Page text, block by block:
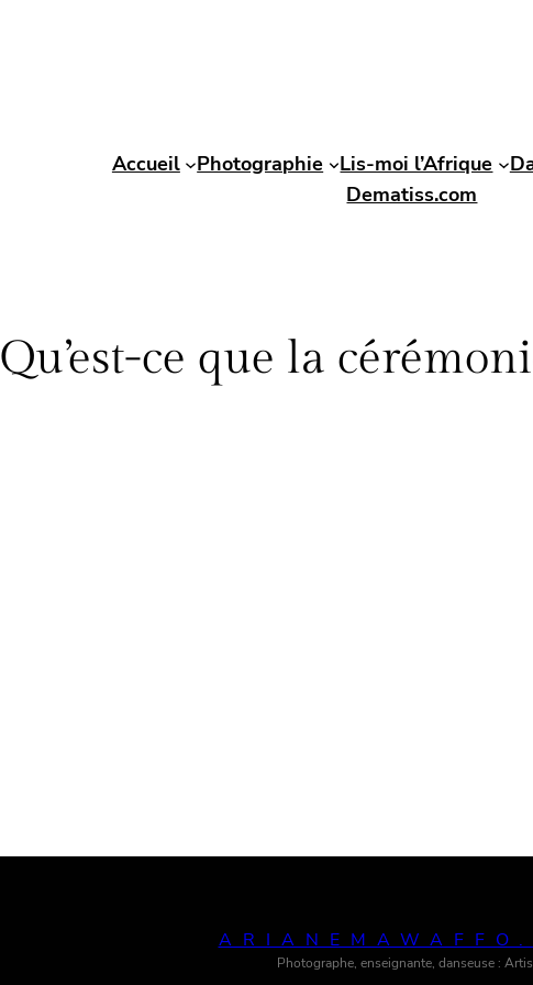
Accueil Photographie Lis-moi l’Afrique
Dematiss.com
Qu’est-ce que la
Photographe, enseignante, danseuse :